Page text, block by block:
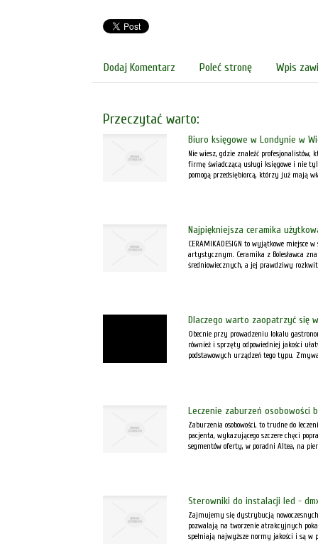
Dodaj Komentarz Poleć stronę Wpis
Przeczytać warto:
Biuro księgowe w Londynie w
Nie wiesz, gdzie znaleźć
firmę świadczącą usługi księgowe i nie
pomogą przedsiębiorcą, którzy już mają
Najpiękniejsza ceramika
CERAMIKADESIGN to wyjątkowe
artystycznym. Ceramika z Bolesławca
średniowiecznych, a jej prawdziwy
Dlaczego warto zaopatrzyć się
Obecnie przy prowadzeniu lokalu
również i sprzęty odpowiedniej jakości
podstawowych urządzeń tego typu.
Leczenie zaburzeń osobowości
Zaburzenia osobowości, to trudne do
pacjenta, wykazującego szczere chęci
segmentów oferty, w poradni Altea, na
Sterowniki do instalacji led -
Zajmujemy się dystrybucją
pozwalają na tworzenie atrakcyjnych
spełniają najwyższe normy jakości i są w